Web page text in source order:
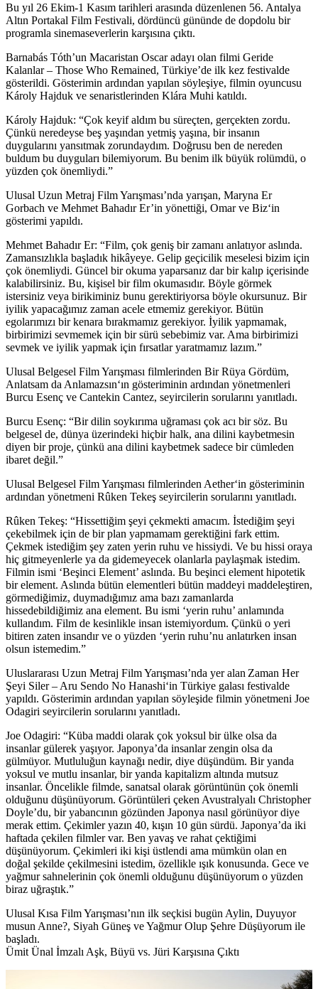
Bu yıl 26 Ekim-1 Kasım tarihleri arasında düzenlenen 56. Antalya
Altın Portakal Film Festivali, dördüncü gününde de dopdolu bir
programla sinemaseverlerin karşısına çıktı.
Barnabás Tóth’un Macaristan Oscar adayı olan filmi Geride
Kalanlar – Those Who Remained, Türkiye’de ilk kez festivalde
gösterildi. Gösterimin ardından yapılan söyleşiye, filmin oyuncusu
Károly Hajduk ve senaristlerinden Klára Muhi katıldı.
Károly Hajduk: “Çok keyif aldım bu süreçten, gerçekten zordu.
Çünkü neredeyse beş yaşından yetmiş yaşına, bir insanın
duygularını yansıtmak zorundaydım. Doğrusu ben de nereden
buldum bu duyguları bilemiyorum. Bu benim ilk büyük rolümdü, o
yüzden çok önemliydi.”
Ulusal Uzun Metraj Film Yarışması’nda yarışan, Maryna Er
Gorbach ve Mehmet Bahadır Er’in yönettiği, Omar ve Biz‘in
gösterimi yapıldı.
Mehmet Bahadır Er: “Film, çok geniş bir zamanı anlatıyor aslında.
Zamansızlıkla başladık hikâyeye. Gelip geçicilik meselesi bizim için
çok önemliydi. Güncel bir okuma yaparsanız dar bir kalıp içerisinde
kalabilirsiniz. Bu, kişisel bir film okumasıdır. Böyle görmek
istersiniz veya birikiminiz bunu gerektiriyorsa böyle okursunuz. Bir
iyilik yapacağımız zaman acele etmemiz gerekiyor. Bütün
egolarımızı bir kenara bırakmamız gerekiyor. İyilik yapmamak,
birbirimizi sevmemek için bir sürü sebebimiz var. Ama birbirimizi
sevmek ve iyilik yapmak için fırsatlar yaratmamız lazım.”
Ulusal Belgesel Film Yarışması filmlerinden Bir Rüya Gördüm,
Anlatsam da Anlamazsın‘ın gösteriminin ardından yönetmenleri
Burcu Esenç ve Cantekin Cantez, seyircilerin sorularını yanıtladı.
Burcu Esenç: “Bir dilin soykırıma uğraması çok acı bir söz. Bu
belgesel de, dünya üzerindeki hiçbir halk, ana dilini kaybetmesin
diyen bir proje, çünkü ana dilini kaybetmek sadece bir cümleden
ibaret değil.”
Ulusal Belgesel Film Yarışması filmlerinden Aether‘in gösteriminin
ardından yönetmeni Rûken Tekeş seyircilerin sorularını yanıtladı.
Rûken Tekeş: “Hissettiğim şeyi çekmekti amacım. İstediğim şeyi
çekebilmek için de bir plan yapmamam gerektiğini fark ettim.
Çekmek istediğim şey zaten yerin ruhu ve hissiydi. Ve bu hissi oraya
hiç gitmeyenlerle ya da gidemeyecek olanlarla paylaşmak istedim.
Filmin ismi ‘Beşinci Element’ aslında. Bu beşinci element hipotetik
bir element. Aslında bütün elementleri bütün maddeyi maddeleştiren,
görmediğimiz, duymadığımız ama bazı zamanlarda
hissedebildiğimiz ana element. Bu ismi ‘yerin ruhu’ anlamında
kullandım. Film de kesinlikle insan istemiyordum. Çünkü o yeri
bitiren zaten insandır ve o yüzden ‘yerin ruhu’nu anlatırken insan
olsun istemedim.”
Uluslararası Uzun Metraj Film Yarışması’nda yer alan Zaman Her
Şeyi Siler – Aru Sendo No Hanashi‘in Türkiye galası festivalde
yapıldı. Gösterimin ardından yapılan söyleşide filmin yönetmeni Joe
Odagiri seyircilerin sorularını yanıtladı.
Joe Odagiri: “Küba maddi olarak çok yoksul bir ülke olsa da
insanlar gülerek yaşıyor. Japonya’da insanlar zengin olsa da
gülmüyor. Mutluluğun kaynağı nedir, diye düşündüm. Bir yanda
yoksul ve mutlu insanlar, bir yanda kapitalizm altında mutsuz
insanlar. Öncelikle filmde, sanatsal olarak görüntünün çok önemli
olduğunu düşünüyorum. Görüntüleri çeken Avustralyalı Christopher
Doyle’du, bir yabancının gözünden Japonya nasıl görünüyor diye
merak ettim. Çekimler yazın 40, kışın 10 gün sürdü. Japonya’da iki
haftada çekilen filmler var. Ben yavaş ve rahat çektiğimi
düşünüyorum. Çekimleri iki kişi üstlendi ama mümkün olan en
doğal şekilde çekilmesini istedim, özellikle ışık konusunda. Gece ve
yağmur sahnelerinin çok önemli olduğunu düşünüyorum o yüzden
biraz uğraştık.”
Ulusal Kısa Film Yarışması’nın ilk seçkisi bugün Aylin, Duyuyor
musun Anne?, Siyah Güneş ve Yağmur Olup Şehre Düşüyorum ile
başladı.
Ümit Ünal İmzalı Aşk, Büyü vs. Jüri Karşısına Çıktı